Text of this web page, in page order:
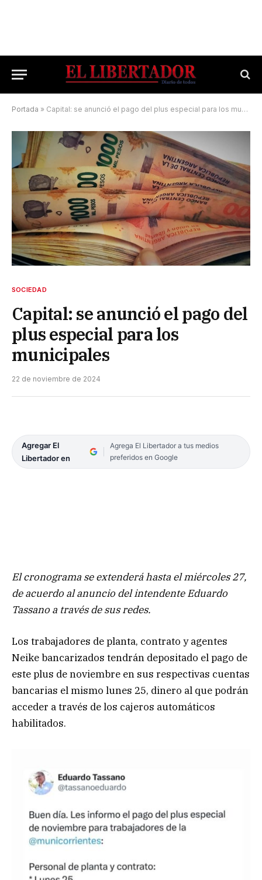
Portada » Capital: se anunció el pago del plus especial para los municipales
SOCIEDAD
Capital: se anunció el pago del
plus especial para los
municipales
22 de noviembre de 2024
Agregar El
Libertador en
Agrega El Libertador a tus medios
preferidos en Google
El cronograma se extenderá hasta el miércoles 27,
de acuerdo al anuncio del intendente Eduardo
Tassano a través de sus redes.
Los trabajadores de planta, contrato y agentes
Neike bancarizados tendrán depositado el pago de
este plus de noviembre en sus respectivas cuentas
bancarias el mismo lunes 25, dinero al que podrán
acceder a través de los cajeros automáticos
habilitados.